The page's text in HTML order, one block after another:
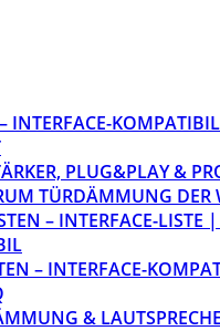
PLUG&PLAY &
TÜRDÄMMUNG DER
– INTERFACE-
– INTERFACE-
&